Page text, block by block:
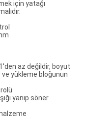
için yatağı
az değildir, boyut
ve yükleme bloğunun
yanıp söner